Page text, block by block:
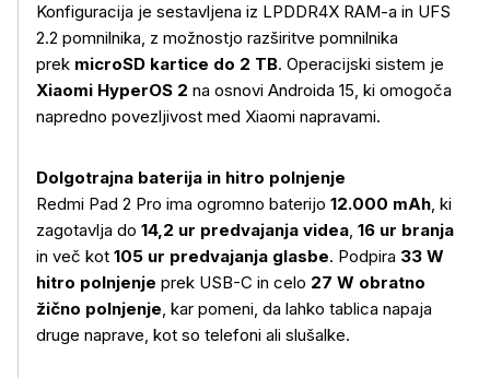
Konfiguracija je sestavljena iz LPDDR4X RAM-a in UFS
2.2 pomnilnika, z možnostjo razširitve pomnilnika
prek microSD kartice do 2 TB. Operacijski sistem je
Xiaomi HyperOS 2 na osnovi Androida 15, ki omogoča
napredno povezljivost med Xiaomi napravami.
Dolgotrajna baterija in hitro polnjenje
Redmi Pad 2 Pro ima ogromno baterijo 12.000 mAh, ki
zagotavlja do 14,2 ur predvajanja videa, 16 ur branja
in več kot 105 ur predvajanja glasbe. Podpira 33 W
hitro polnjenje prek USB-C in celo 27 W obratno
žično polnjenje, kar pomeni, da lahko tablica napaja
druge naprave, kot so telefoni ali slušalke.